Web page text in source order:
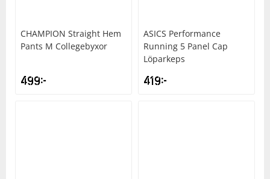
CHAMPION Straight Hem
Pants M Collegebyxor
499kr
ASICS Performance
Running 5 Panel Cap
Löparkeps
419kr